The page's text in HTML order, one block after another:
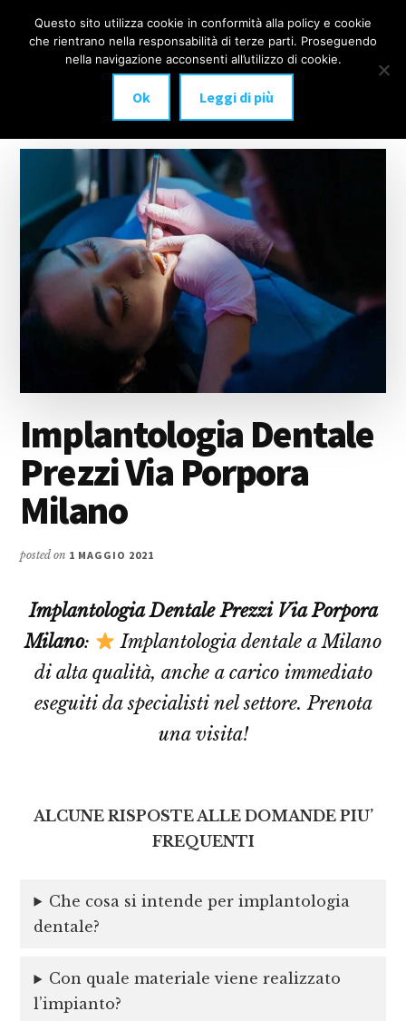
Additional
menu
IMPLANTOLOGIA
DENTALE
anche
carico
immediato!
Menu
Implantologia Dentale
Prezzi Via Porpora
Milano
posted on 1 MAGGIO 2021
Implantologia Dentale Prezzi Via Porpora
Milano:
Implantologia dentale a Milano
di alta qualità, anche a carico immediato
eseguiti da specialisti nel settore. Prenota
una visita!
ALCUNE RISPOSTE ALLE DOMANDE PIU’
FREQUENTI
Che cosa si intende per implantologia
dentale?
Con quale materiale viene realizzato
l’impianto?
Questo sito utilizza cookie in conformità alla policy e cookie
che rientrano nella responsabilità di terze parti. Proseguendo
nella navigazione acconsenti all’utilizzo di cookie.
Ok Leggi di più